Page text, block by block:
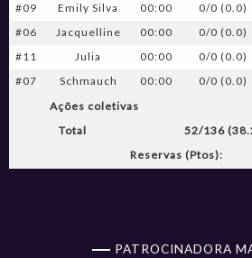
#09
Emily Silva 00:00 0/0 (0.0)
#06
Jacquelline 00:00 0/0 (0.0)
#11
Julia 00:00 0/0 (0.0)
#07
Schmauch 00:00 0/0 (0.0)
Ações coletivas
Total
52/136
Reservas (Ptos):
PATROCINADORA